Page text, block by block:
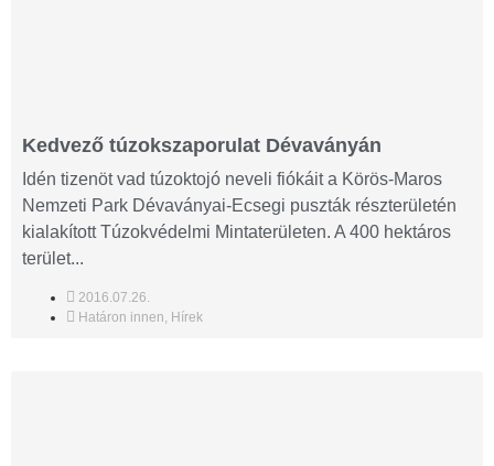
Kedvező túzokszaporulat Dévaványán
Idén tizenöt vad túzoktojó neveli fiókáit a Körös-Maros
Nemzeti Park Dévaványai-Ecsegi puszták részterületén
kialakított Túzokvédelmi Mintaterületen. A 400 hektáros
terület...
2016.07.26.
Határon innen, Hírek